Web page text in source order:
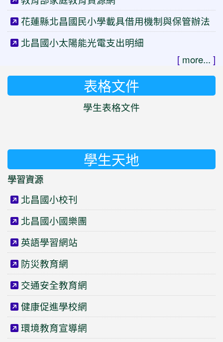
花蓮縣北昌國民小學載具借用機制與保管辦法
北昌國小太陽能光電支出明細
[ more... ]
表格文件
學生表格文件
學生天地
學習資源
北昌國小校刊
北昌國小國樂團
英語學習網站
防災教育網
交通安全教育網
健康促進學校網
環境教育宣導網